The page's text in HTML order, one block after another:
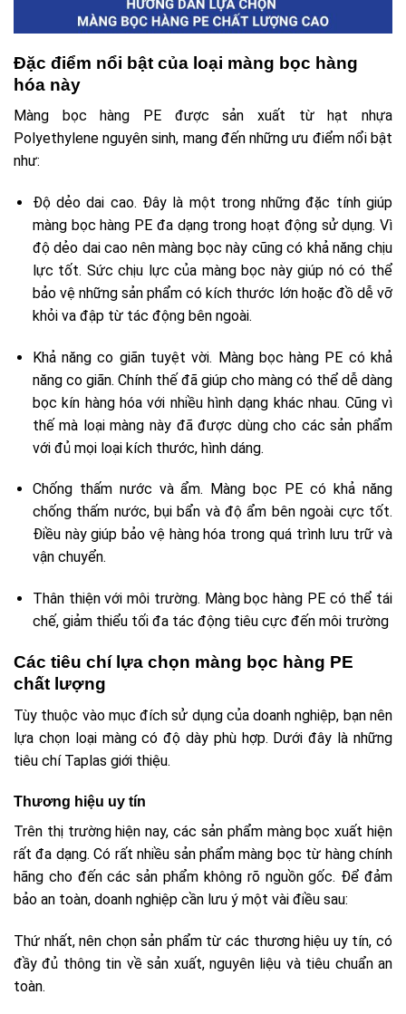
Đặc điểm nổi bật của loại màng bọc hàng
hóa này
Màng bọc hàng PE được sản xuất từ hạt nhựa
Polyethylene nguyên sinh, mang đến những ưu điểm nổi bật
như:
Độ dẻo dai cao. Đây là một trong những đặc tính giúp
màng bọc hàng PE đa dạng trong hoạt động sử dụng. Vì
độ dẻo dai cao nên màng bọc này cũng có khả năng chịu
lực tốt. Sức chịu lực của màng bọc này giúp nó có thể
bảo vệ những sản phẩm có kích thước lớn hoặc đồ dễ vỡ
khỏi va đập từ tác động bên ngoài.
Khả năng co giãn tuyệt vời. Màng bọc hàng PE có khả
năng co giãn. Chính thế đã giúp cho màng có thể dễ dàng
bọc kín hàng hóa với nhiều hình dạng khác nhau. Cũng vì
thế mà loại màng này đã được dùng cho các sản phẩm
với đủ mọi loại kích thước, hình dáng.
Chống thấm nước và ẩm. Màng bọc PE có khả năng
chống thấm nước, bụi bẩn và độ ẩm bên ngoài cực tốt.
Điều này giúp bảo vệ hàng hóa trong quá trình lưu trữ và
vận chuyển.
Thân thiện với môi trường. Màng bọc hàng PE có thể tái
chế, giảm thiểu tối đa tác động tiêu cực đến môi trường
Các tiêu chí lựa chọn màng bọc hàng PE
chất lượng
Tùy thuộc vào mục đích sử dụng của doanh nghiệp, bạn nên
lựa chọn loại màng có độ dày phù hợp. Dưới đây là những
tiêu chí Taplas giới thiệu.
Thương hiệu uy tín
Trên thị trường hiện nay, các sản phẩm màng bọc xuất hiện
rất đa dạng. Có rất nhiều sản phẩm màng bọc từ hàng chính
hãng cho đến các sản phẩm không rõ nguồn gốc. Để đảm
bảo an toàn, doanh nghiệp cần lưu ý một vài điều sau:
Thứ nhất, nên chọn sản phẩm từ các thương hiệu uy tín, có
đầy đủ thông tin về sản xuất, nguyên liệu và tiêu chuẩn an
toàn.